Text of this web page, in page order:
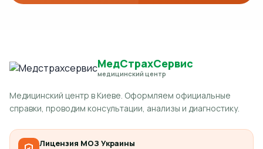
МедСтрахСервис
медицинский центр
Медицинский центр в Киеве. Оформляем официальные
справки, проводим консультации, анализы и диагностику.
Лицензия МОЗ Украины